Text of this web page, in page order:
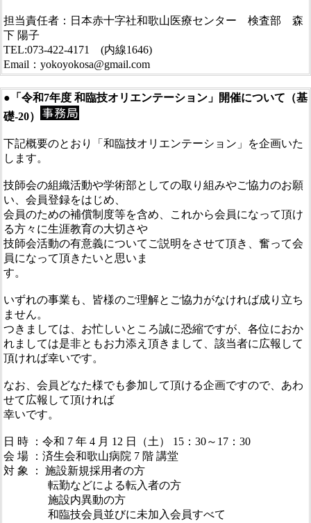
担当責任者：日本赤十字社和歌山医療センター 検査部 森
下 陽子
TEL:073-422-4171 (内線1646)
Email：yokoyokosa@gmail.com
●「令和7年度 和臨技オリエンテーション」開催について（基
礎-20）
下記概要のとおり「和臨技オリエンテーション」を企画いた
します。
技師会の組織活動や学術部としての取り組みやご協力のお願
い、会員登録をはじめ、
会員のための補償制度等を含め、これから会員になって頂け
る方々に生涯教育の大切さや
技師会活動の有意義についてご説明をさせて頂き、奮って会
員になって頂きたいと思いま
す。
いずれの事業も、皆様のご理解とご協力がなければ成り立ち
ません。
つきましては、お忙しいところ誠に恐縮ですが、各位におか
れましては是非ともお力添え頂きまして、該当者に広報して
頂ければ幸いです。
なお、会員どなた様でも参加して頂ける企画ですので、あわ
せて広報して頂ければ
幸いです。
日 時 ：令和 7 年 4 月 12 日（土） 15：30～17：30
会 場 ：済生会和歌山病院 7 階 講堂
対 象 ： 施設新規採用者の方
転勤などによる転入者の方
施設内異動の方
和臨技会員並びに未加入会員すべて